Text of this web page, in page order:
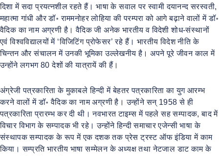
दिशा में सदा प्रयत्नशील रहते हैं। भाषा के सवाल पर स्वामी दयानन्द सरस्वती,
महात्मा गांधी और डॉ॰ राममनोहर लोहिया की परम्परा को आगे बढ़ाने वालों में डॉ॰
वैदिक का नाम अग्रणी है। वैदिक जी अनेक भारतीय व विदेशी शोध-संस्थानों
एवं विश्वविद्यालयों में ‘विजिटिंग प्रोफेसर’ रहे हैं। भारतीय विदेश नीति के
चिन्तन और संचालन में उनकी भूमिका उल्लेखनीय है। अपने पूरे जीवन काल में
उन्होंने लगभग 80 देशों की यात्रायें की हैं।
अंग्रेजी पत्रकारिता के मुकाबले हिन्दी में बेहतर पत्रकारिता का युग आरम्भ
करने वालों में डॉ॰ वैदिक का नाम अग्रणी है। उन्होंने सन् 1958 से ही
पत्रकारिता प्रारम्भ कर दी थी। नवभारत टाइम्स में पहले सह सम्पादक, बाद में
विचार विभाग के सम्पादक भी रहे। उन्होंने हिन्दी समाचार एजेन्सी भाषा के
संस्थापक सम्पादक के रूप में एक दशक तक प्रेस ट्रस्ट ऑफ इंडिया में काम
किया। सम्प्रति भारतीय भाषा सम्मेलन के अध्यक्ष तथा नेटजाल डाट काम के